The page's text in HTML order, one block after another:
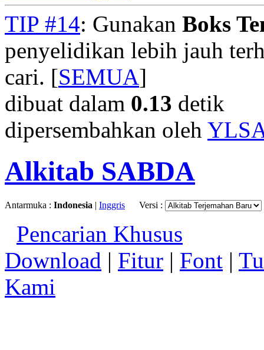
TIP #14: Gunakan Boks
penyelidikan lebih jauh
cari. [SEMUA]
dibuat dalam 0.13 detik
dipersembahkan oleh
Alkitab SABDA
Antarmuka : Indonesia | Inggris Versi :
Pencarian Khusus
Download | Fitur | Font |
Kami